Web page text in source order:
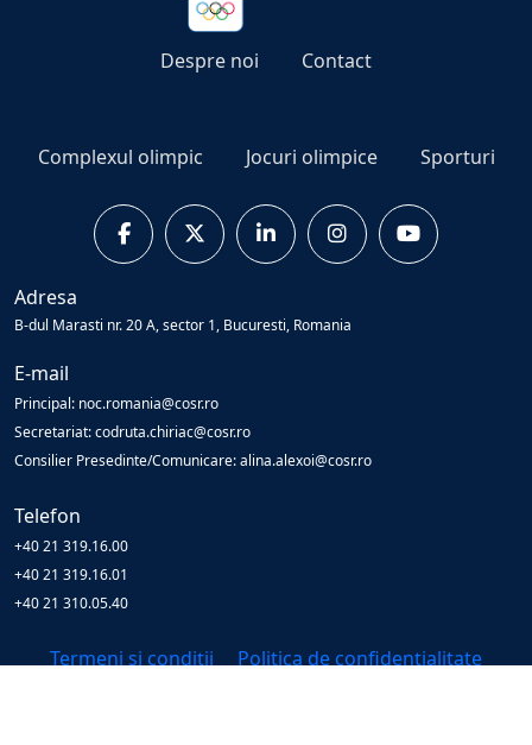
Despre noi Contact
Complexul olimpic Jocuri olimpice Sporturi
Adresa
B-dul Marasti nr. 20 A, sector 1, Bucuresti, Romania
E-mail
Principal: noc.romania@cosr.ro
Secretariat: codruta.chiriac@cosr.ro
Consilier Presedinte/Comunicare: alina.alexoi@cosr.ro
Telefon
+40 21 319.16.00
+40 21 319.16.01
+40 21 310.05.40
Termeni și condiții
Politica de confidențialitate